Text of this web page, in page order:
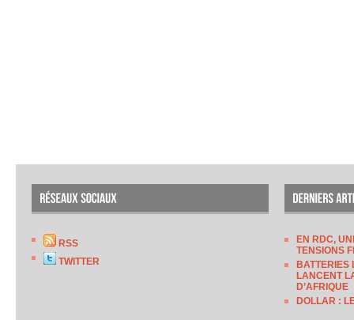
RSS
TWITTER
EN RDC,
TENSIONS
BATTERIES
LANCENT
D’AFRIQUE
DOLLAR :